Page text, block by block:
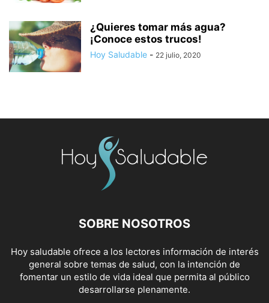
¿Quieres tomar más agua?
¡Conoce estos trucos!
Hoy Saludable - 22 julio, 2020
SOBRE NOSOTROS
Hoy saludable ofrece a los lectores información de interés
general sobre temas de salud, con la intención de
fomentar un estilo de vida ideal que permita al público
desarrollarse plenamente.